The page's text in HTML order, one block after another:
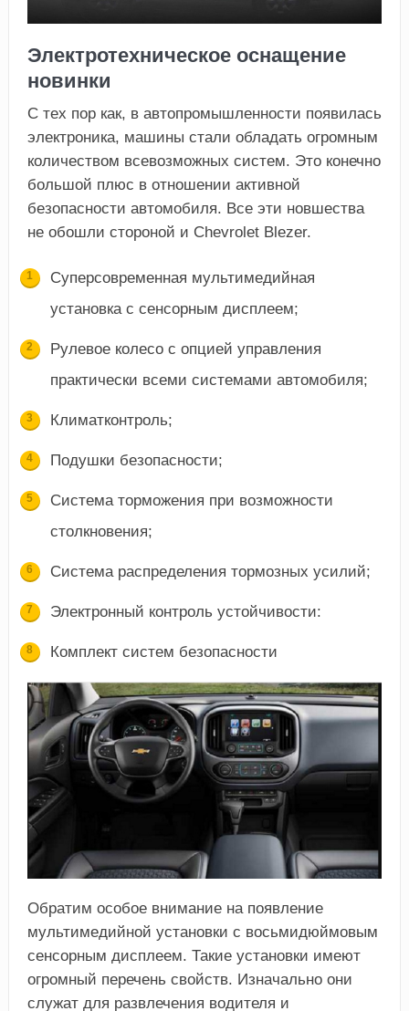
Электротехническое оснащение
новинки
С тех пор как, в автопромышленности появилась
электроника, машины стали обладать огромным
количеством всевозможных систем. Это конечно
большой плюс в отношении активной
безопасности автомобиля. Все эти новшества
не обошли стороной и Chevrolet Blezer.
Суперсовременная мультимедийная
установка с сенсорным дисплеем;
Рулевое колесо с опцией управления
практически всеми системами автомобиля;
Климатконтроль;
Подушки безопасности;
Система торможения при возможности
столкновения;
Система распределения тормозных усилий;
Электронный контроль устойчивости:
Комплект систем безопасности
Обратим особое внимание на появление
мультимедийной установки с восьмидюймовым
сенсорным дисплеем. Такие установки имеют
огромный перечень свойств. Изначально они
служат для развлечения водителя и